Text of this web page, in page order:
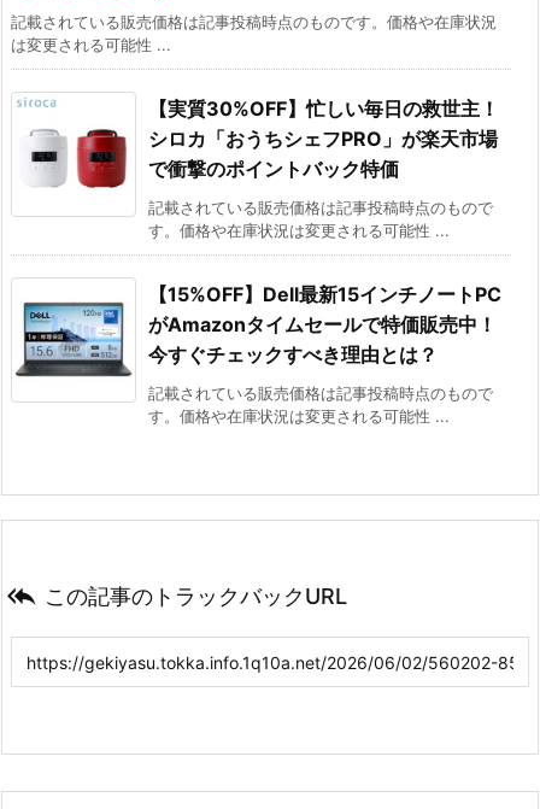
記載されている販売価格は記事投稿時点のものです。価格や在庫状況
は変更される可能性 ...
【実質30%OFF】忙しい毎日の救世主！
シロカ「おうちシェフPRO」が楽天市場
で衝撃のポイントバック特価
記載されている販売価格は記事投稿時点のもので
す。価格や在庫状況は変更される可能性 ...
【15%OFF】Dell最新15インチノートPC
がAmazonタイムセールで特価販売中！
今すぐチェックすべき理由とは？
記載されている販売価格は記事投稿時点のもので
す。価格や在庫状況は変更される可能性 ...
 この記事のトラックバックURL